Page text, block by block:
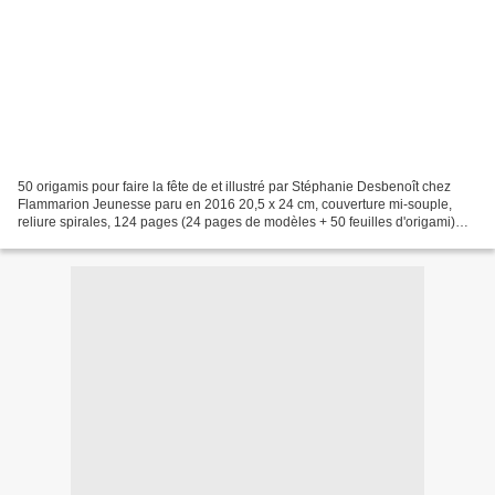
50 origamis pour faire la fête de et illustré par Stéphanie Desbenoît chez
Flammarion Jeunesse paru en 2016 20,5 x 24 cm, couverture mi-souple,
reliure spirales, 124 pages (24 pages de modèles + 50 feuilles d'origami)